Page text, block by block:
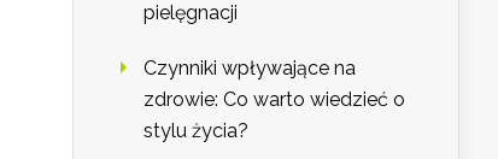
pielęgnacji
Czynniki wpływające na
zdrowie: Co warto wiedzieć o
stylu życia?